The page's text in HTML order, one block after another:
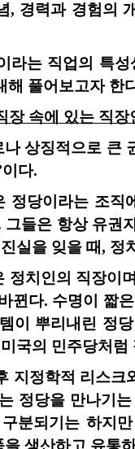
, 경력과 경험의
라는 직업의 특성
해 풀어보고자 한
장 속에 있는 직장
상징적으로 큰
이다.
정당이라는 조
그들은 항상 유권
실을 잊을 때, 정
정치인의 직장이
뀐다. 수명이 짧
이 뿌리내린 정
미국의 민주당처럼
지정학적 리스
정당을 만나기
분되기는 하지
을 생산하고 유통